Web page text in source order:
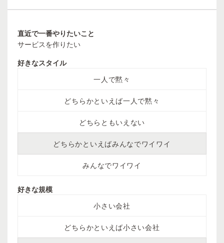
直近で一番やりたいこと
サービスを作りたい
好きなスタイル
一人で黙々
どちらかといえば一人で黙々
どちらともいえない
どちらかといえばみんなでワイワイ
みんなでワイワイ
好きな規模
小さい会社
どちらかといえば小さい会社